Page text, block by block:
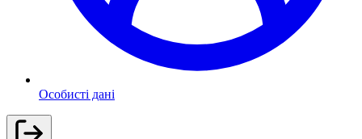
Особисті дані